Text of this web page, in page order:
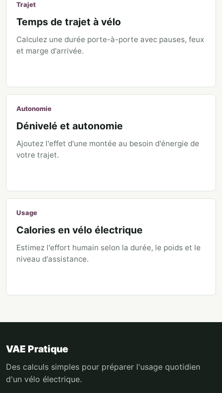
Trajet
Temps de trajet à vélo
Calculez une durée porte-à-porte avec pauses, feux
et marge d'arrivée.
Autonomie
Dénivelé et autonomie
Ajoutez l'effet d'une montée au besoin d'énergie de
votre trajet.
Usage
Calories en vélo électrique
Estimez l'effort humain selon la durée, le poids et le
niveau d'assistance.
VAE Pratique
Des calculs simples pour préparer l'usage quotidien
d'un vélo électrique.